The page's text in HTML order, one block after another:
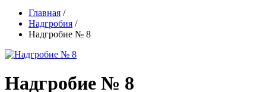
Главная /
Надгробия /
Надгробие № 8
Надгробие № 8